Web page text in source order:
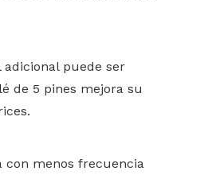
puede ser
de 5 pines mejora su
con menos frecuencia